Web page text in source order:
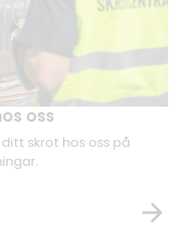
oss
skrot hos oss på